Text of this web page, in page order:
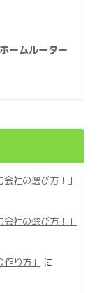
ームルーター
社の選び方！」
社の選び方！」
り方」
に